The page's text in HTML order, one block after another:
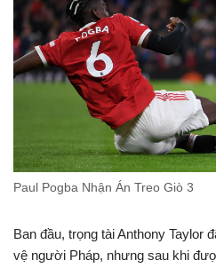
Paul Pogba Nhận Án Treo Giò 3
Ban đầu, trọng tài Anthony Taylor
vệ người Pháp, nhưng sau khi